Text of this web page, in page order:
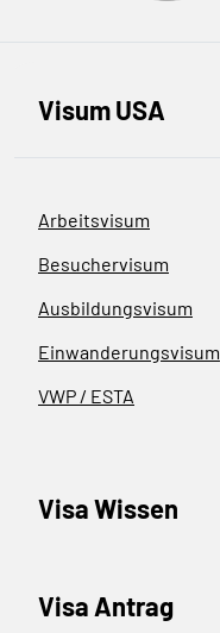
Visum USA
Arbeitsvisum
Besuchervisum
Ausbildungsvisum
Einwanderungsvisum
VWP / ESTA
Visa Wissen
Visa Antrag